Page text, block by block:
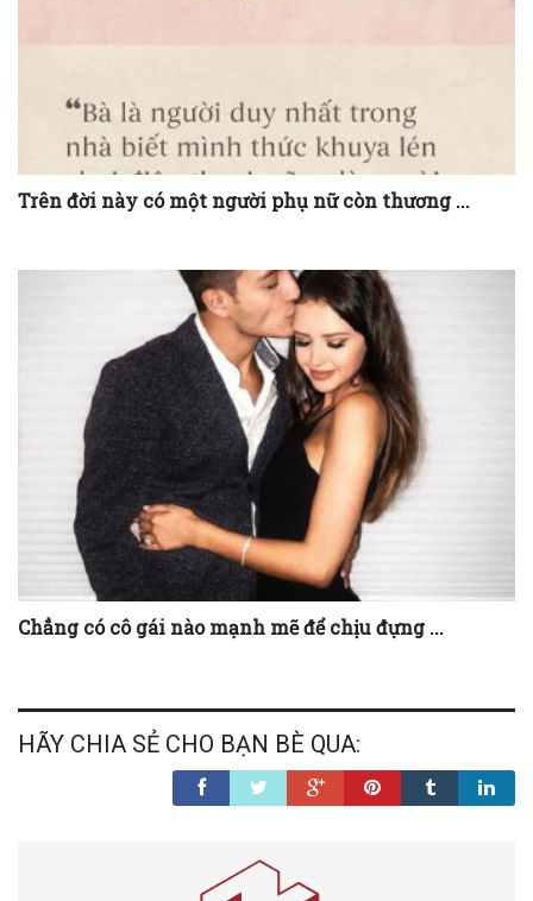
Trên đời này có một người phụ nữ còn thương ...
Chẳng có cô gái nào mạnh mẽ để chịu đựng ...
HÃY CHIA SẺ CHO BẠN BÈ QUA: